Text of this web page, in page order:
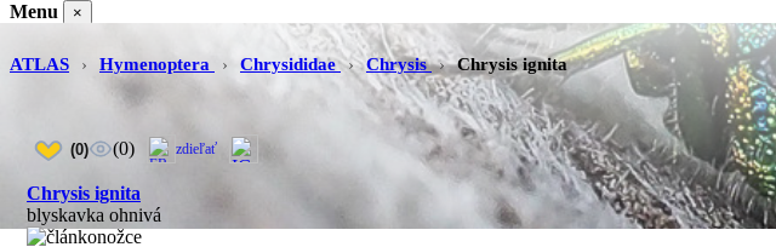
Menu
×
Prispievatelia Foto týždňa Vyhľadávanie
Tmavá téma
ATLAS
› Hymenoptera › Chrysididae › Chrysis › Chrysis ignita
(0) (0) zdieľať
Chrysis ignita
blyskavka ohnivá